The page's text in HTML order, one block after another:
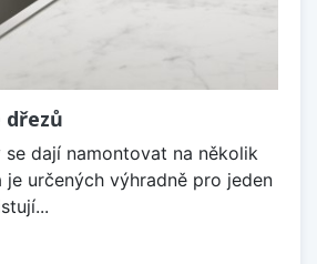
dřezů
se dají namontovat na několik
je určených výhradně pro jeden